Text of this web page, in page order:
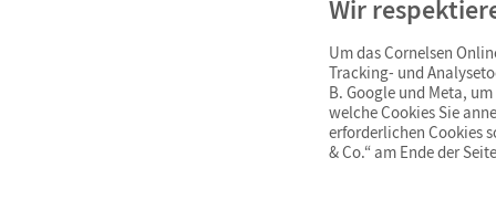
Persönliche Angebote für Lehrkräfte
Sicheres Einkaufen mit SSL-Verschlüsselung
Widerrufsfristvon 4 Wochen
Schnelle und einfache Retourenabwicklung
Wir
Um das Cornelsen
Tracking- und
B. Google und Meta,
welche Cookies Sie
erforderlichen Cookies
& Co.“ am Ende der